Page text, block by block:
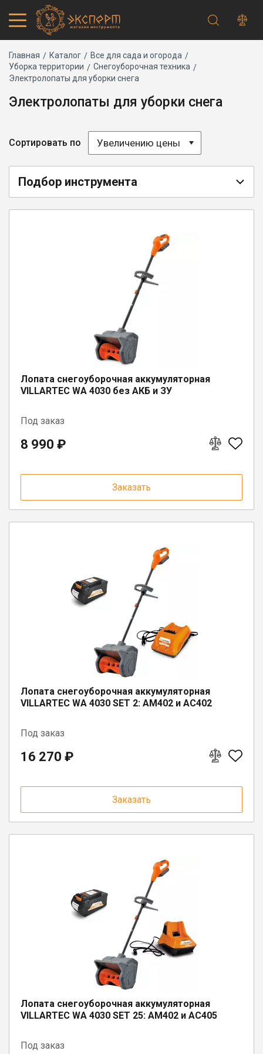
Каталог товаров
Запчасти
Акции
Основная
Адреса магазинов
Обмен и возврат
Доставка курьером
Доставка транспортной компанией
Сервисный центр
Заточка и ремонт цепей бензопил и электропил
Заточка ножей газонокосилок
Строка
навигации
Главная Каталог
Все для сада и огорода
Уборка территории
Снегоуборочная техника
Электролопаты для уборки снега
Электролопаты для уборки снега
Сортировать по Увеличению цены
Подбор инструмента
Лопата снегоуборочная аккумуляторная
VILLARTEC WA 4030 без АКБ и ЗУ
Под заказ
8 990 ₽
Заказать
Лопата снегоуборочная аккумуляторная
VILLARTEC WA 4030 SET 2: AM402 и AC402
Под заказ
16 270 ₽
Заказать
Лопата снегоуборочная аккумуляторная
VILLARTEC WA 4030 SET 25: AM402 и AC405
Под заказ